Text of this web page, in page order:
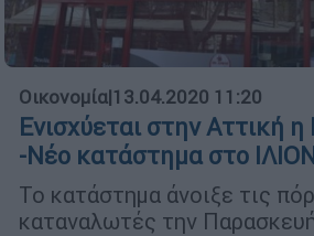
Οικονομία|13.04.2020 11:20
Ενισχύεται στην Αττική
-Νέο κατάστημα στο
Το κατάστημα άνοιξε τις
καταναλωτές την